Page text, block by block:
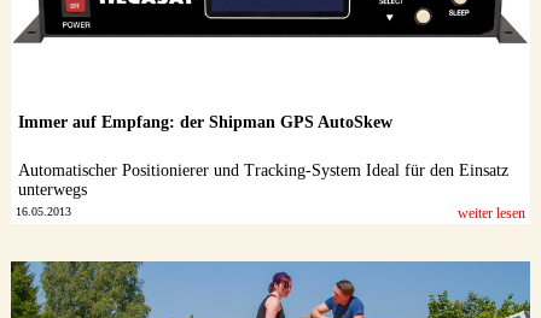
Immer auf Empfang: der Shipman GPS AutoSkew
Automatischer Positionierer und Tracking-System Ideal für den Einsatz
unterwegs
16.05.2013 weiter lesen